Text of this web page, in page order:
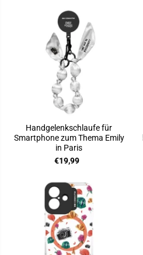
Handgelenkschlaufe für
Smartphone zum Thema Emily
in Paris
€19,99